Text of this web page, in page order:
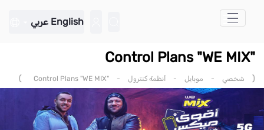
تخطي إلى المحتوى الرئيسي
English عربي
"Control Plans "WE MIX
( شخصي - موبايل - أنظمة كنترول -
"Control Plans "WE MIX
)